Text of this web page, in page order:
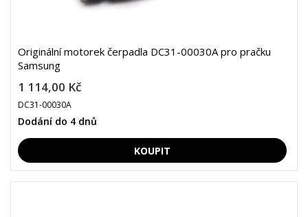
Originální motorek čerpadla DC31-00030A pro pračku
Samsung
1 114,00 Kč
DC31-00030A
Dodání do 4 dnů